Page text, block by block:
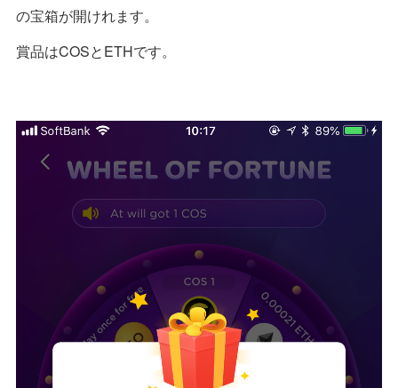
の宝箱が開けれます。
賞品はCOSとETHです。